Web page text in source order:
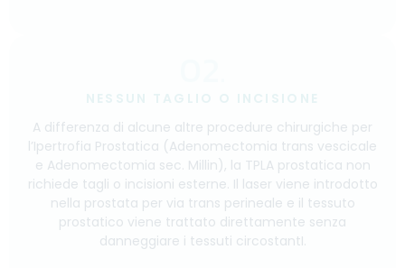
A differenza di alcune altre procedure chirurgiche per
l’Ipertrofia Prostatica (Adenomectomia trans vescicale
e Adenomectomia sec. Millin), la TPLA prostatica non
richiede tagli o incisioni esterne. Il laser viene introdotto
nella prostata per via trans perineale e il tessuto
prostatico viene trattato direttamente senza
danneggiare i tessuti circostantI.